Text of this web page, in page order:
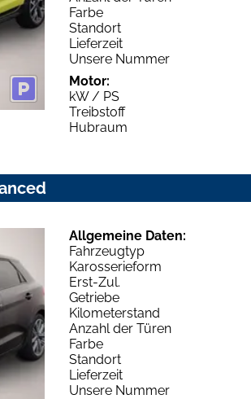
Farbe
Standort
Lieferzeit
Unsere Nummer
Motor:
kW / PS
Treibstoff
Hubraum
Allgemeine Daten:
Fahrzeugtyp
Karosserieform
Erst-Zul.
Getriebe
Kilometerstand
Anzahl der Türen
Farbe
Standort
Lieferzeit
Unsere Nummer